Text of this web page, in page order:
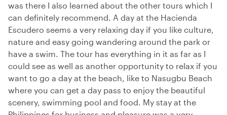
was there I also learned about the other tours which I
can definitely recommend. A day at the Hacienda
Escudero seems a very relaxing day if you like culture,
nature and easy going wandering around the park or
have a swim. The tour has everything in it as far as I
could see as well as another opportunity to relax if you
want to go a day at the beach, like to Nasugbu Beach
where you can get a day pass to enjoy the beautiful
scenery, swimming pool and food. My stay at the